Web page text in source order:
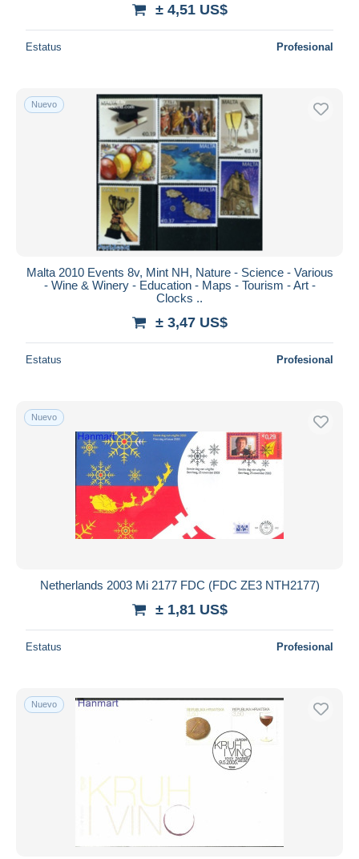
± 4,51 US$
Estatus Profesional
Nuevo
Malta 2010 Events 8v, Mint NH, Nature - Science - Various
- Wine & Winery - Education - Maps - Tourism - Art -
Clocks ..
± 3,47 US$
Estatus Profesional
Nuevo
Netherlands 2003 Mi 2177 FDC (FDC ZE3 NTH2177)
± 1,81 US$
Estatus Profesional
Nuevo